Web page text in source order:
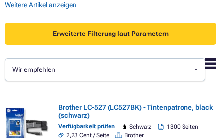
Weitere Artikel anzeigen
Erweiterte Filterung laut Parametern
Wir empfehlen
Brother LC-527 (LC527BK) - Tintenpatrone, black
(schwarz)
Verfügbarkeit prüfen Schwarz
1300 Seiten
2,23 Cent / Seite
Brother